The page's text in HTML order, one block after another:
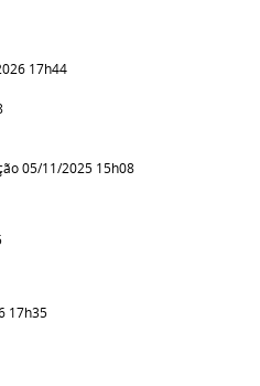
17h44
05/11/2025 15h08
17h35